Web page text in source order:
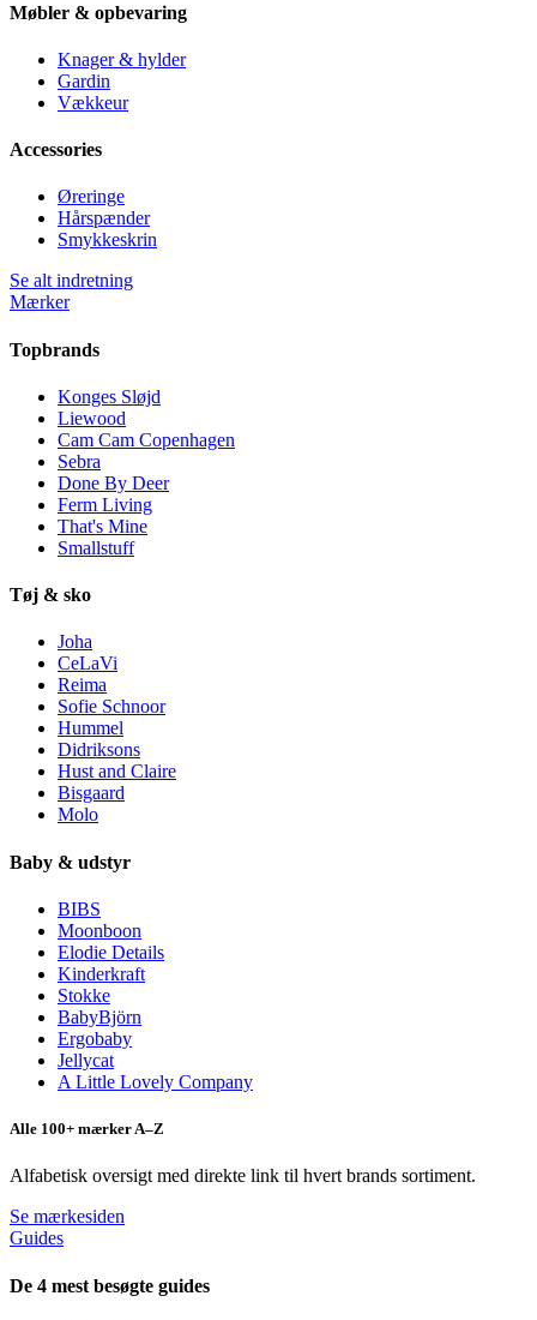
Møbler & opbevaring
Knager & hylder
Gardin
Vækkeur
Accessories
Øreringe
Hårspænder
Smykkeskrin
Se alt indretning
Mærker
Topbrands
Konges Sløjd
Liewood
Cam Cam Copenhagen
Sebra
Done By Deer
Ferm Living
That's Mine
Smallstuff
Tøj & sko
Joha
CeLaVi
Reima
Sofie Schnoor
Hummel
Didriksons
Hust and Claire
Bisgaard
Molo
Baby & udstyr
BIBS
Moonboon
Elodie Details
Kinderkraft
Stokke
BabyBjörn
Ergobaby
Jellycat
A Little Lovely Company
Alle 100+ mærker A–Z
Alfabetisk oversigt med direkte link til hvert brands sortiment.
Se mærkesiden
Guides
De 4 mest besøgte guides